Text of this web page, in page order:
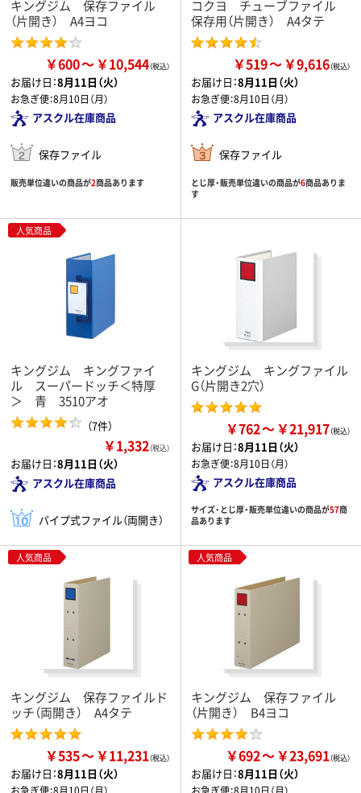
キングジム 保存ファイル
（片開き） A4ヨコ
￥600 ￥10,544
お届け日：8月11日（火）
お急ぎ便：8月10日（月）
アスクル在庫商品
保存ファイル
販売単位違いの商品が2商品あります
コクヨ チューブファイル
保存用（片開き） A4タテ
￥519 ￥9,616
お届け日：8月11日（火）
お急ぎ便：8月10日（月）
アスクル在庫商品
保存ファイル
とじ厚・販売単位違いの商品が6商品ありま
す
人気商品
キングジム キングファイ
ル スーパードッチ＜特厚
＞ 青 3510アオ
（7件）
￥1,332（税込）
お届け日：8月11日（火）
アスクル在庫商品
パイプ式ファイル（両開き）
キングジム キングファイル
G（片開き2穴）
￥762 ￥21,917
お届け日：8月11日（火）
お急ぎ便：8月10日（月）
アスクル在庫商品
サイズ・とじ厚・販売単位違いの商品が57商
品あります
人気商品
キングジム 保存ファイルド
ッチ（両開き） A4タテ
￥535 ￥11,231
お届け日：8月11日（火）
お急ぎ便：8月10日（月）
人気商品
キングジム 保存ファイル
（片開き） B4ヨコ
￥692 ￥23,691
お届け日：8月11日（火）
お急ぎ便：8月10日（月）